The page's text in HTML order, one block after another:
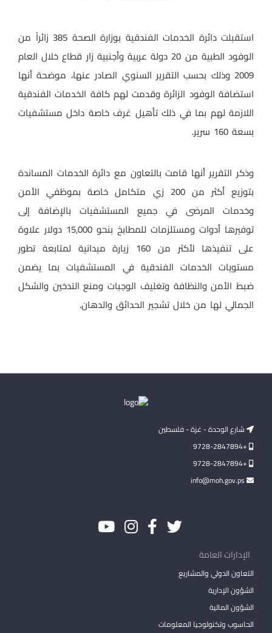
استقبلت دائرة الخدمات الفندقية بوزارة الصحة 385 زائراً من
الوفود الطبية من 20 دولة عربية وأجنبية زار قطاع خلال العام
2009 وذلك بحسب التقرير السنوي الصادر عنها، موضحة أنها
استضافة الوفود الزائرة وقدمت لهم كافة الخدمات الفندقية
اللازمة لهم بما في ذلك تأهيل غرف خاصة داخل مستشفيات
بسعة 160 سرير.
وذكر التقرير أنها قامت بالتعاون مع دائرة الخدمات المساندة
بتوزيع أكثر من 200 زي متكامل خاصة بموظفي الأمن
وخدمات المرضى في جميع المستشفيات بالإضافة إلى
توفيرها أدوات ومستلزمات للمطابخ بنحو 15,000 دولار علاوة
على تنفيذها لأكثر من 160 زيارة ميدانية لمتابعة تطور
مستويات الخدمات الفندقية في المستشفيات بما يضمن
ضبط الأمن والنظافة وتغليف الوجبات ومنع التدخين والشكل
الجمالي لها من خلال تشجير الحدائق والدهان.
شارع الوحدة - غزة - فلسطين
+9728-2847894
+9728-2847894
الإدارات العامة
التعاون الدولي والمشاريع
الشؤون الإدارية
الشؤون المالية
الحاسوب وتكنولوجيا المعلومات